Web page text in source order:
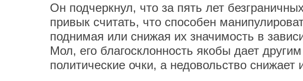
Он подчеркнул, что за пять лет
привык считать, что способен
поднимая или снижая их значимость в
Мол, его благосклонность якобы дает
политические очки, а недовольство снижает